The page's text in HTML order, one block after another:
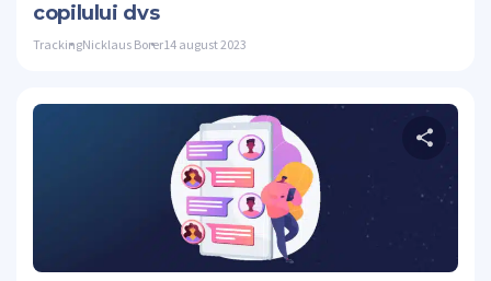
copilului dvs
TrackingNicklaus Borer14 august 2023
Stare de